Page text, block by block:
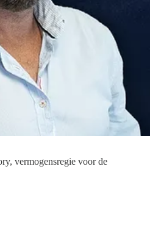
vermogensregie voor de